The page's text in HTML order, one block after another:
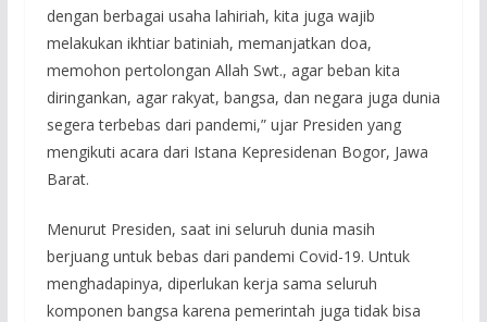
dengan berbagai usaha lahiriah, kita juga wajib
melakukan ikhtiar batiniah, memanjatkan doa,
memohon pertolongan Allah Swt., agar beban kita
diringankan, agar rakyat, bangsa, dan negara juga dunia
segera terbebas dari pandemi,” ujar Presiden yang
mengikuti acara dari Istana Kepresidenan Bogor, Jawa
Barat.
Menurut Presiden, saat ini seluruh dunia masih
berjuang untuk bebas dari pandemi Covid-19. Untuk
menghadapinya, diperlukan kerja sama seluruh
komponen bangsa karena pemerintah juga tidak bisa